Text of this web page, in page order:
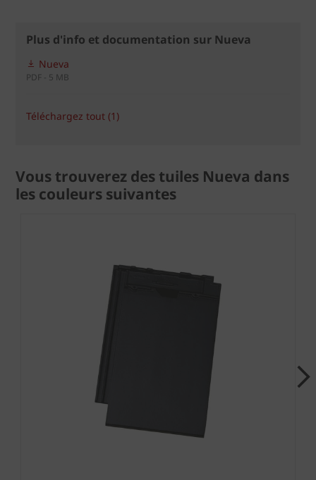
Plus d'info et documentation sur Nueva
Nueva
PDF - 5 MB
Téléchargez tout (1)
Vous trouverez des tuiles Nueva dans
les couleurs suivantes